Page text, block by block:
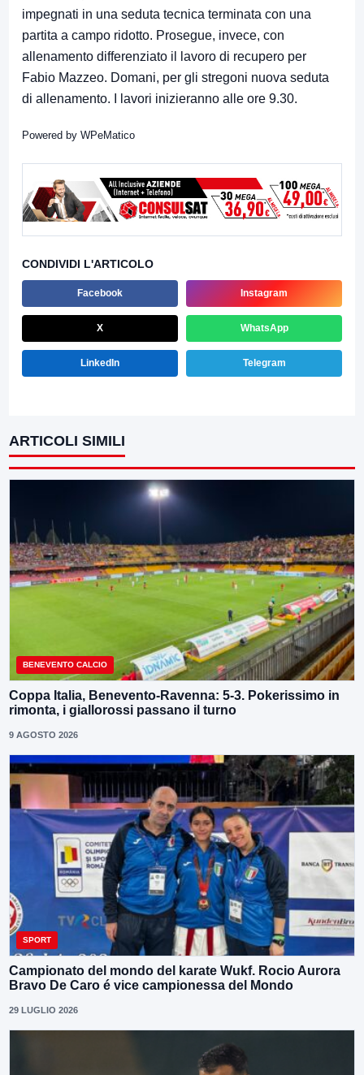
impegnati in una seduta tecnica terminata con una
partita a campo ridotto. Prosegue, invece, con
allenamento differenziato il lavoro di recupero per
Fabio Mazzeo. Domani, per gli stregoni nuova seduta
di allenamento. I lavori inizieranno alle ore 9.30.
Powered by WPeMatico
CONDIVIDI L'ARTICOLO
Facebook Instagram
X WhatsApp
LinkedIn Telegram
ARTICOLI SIMILI
BENEVENTO CALCIO
Coppa Italia, Benevento-Ravenna: 5-3. Pokerissimo in
rimonta, i giallorossi passano il turno
9 AGOSTO 2026
SPORT
Campionato del mondo del karate Wukf. Rocio Aurora
Bravo De Caro é vice campionessa del Mondo
29 LUGLIO 2026